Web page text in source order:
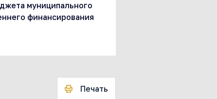
муниципального
финансирования
Печать